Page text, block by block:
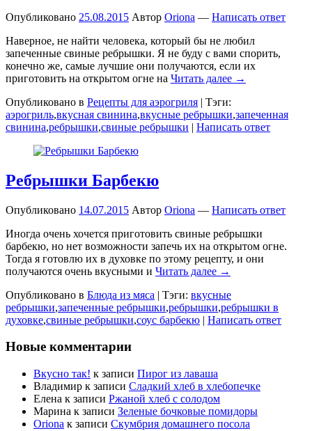
Опубликовано 25.08.2015 Автор Oriona — Написать ответ
Наверное, не найти человека, который бы не любил
запеченные свиные ребрышки. Я не буду с вами спорить,
конечно же, самые лучшие они получаются, если их
приготовить на открытом огне на Читать далее →
Опубликовано в Рецепты для аэрогриля | Тэги:
аэрогриль,вкусная свинина,вкусные ребрышки,запеченная
свинина,ребрышки,свиные ребрышки | Написать ответ
Ребрышки Барбекю
Опубликовано 14.07.2015 Автор Oriona — Написать ответ
Иногда очень хочется приготовить свиные ребрышки
барбекю, но нет возможности запечь их на открытом огне.
Тогда я готовлю их в духовке по этому рецепту, и они
получаются очень вкусными и Читать далее →
Опубликовано в Блюда из мяса | Тэги: вкусные
ребрышки,запеченные ребрышки,ребрышки,ребрышки в
духовке,свиные ребрышки,соус барбекю | Написать ответ
Новые комментарии
Вкусно так! к записи Пирог из лаваша
Владимир к записи Сладкий хлеб в хлебопечке
Елена к записи Ржаной хлеб с солодом
Марина к записи Зеленые бочковые помидоры
Oriona к записи Скумбрия домашнего посола